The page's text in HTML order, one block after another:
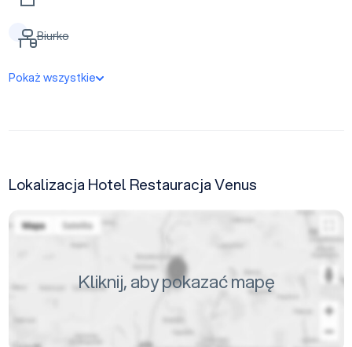
Biurko
Pokaż wszystkie
Lokalizacja Hotel Restauracja Venus
Kliknij, aby pokazać mapę